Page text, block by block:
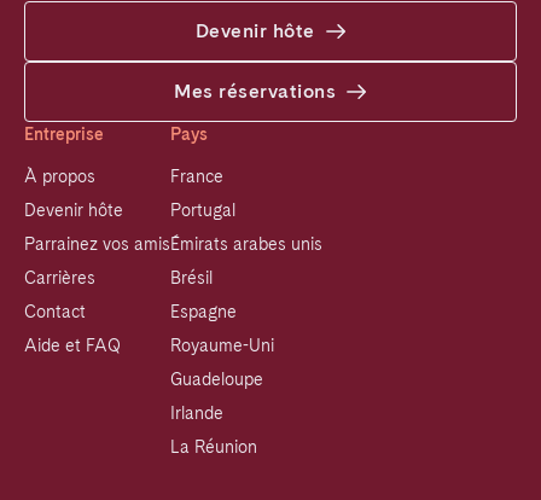
Devenir hôte
Mes réservations
Entreprise
À propos
Devenir hôte
Parrainez vos amis
Carrières
Contact
Aide et FAQ
Pays
France
Portugal
Émirats arabes unis
Brésil
Espagne
Royaume-Uni
Guadeloupe
Irlande
La Réunion